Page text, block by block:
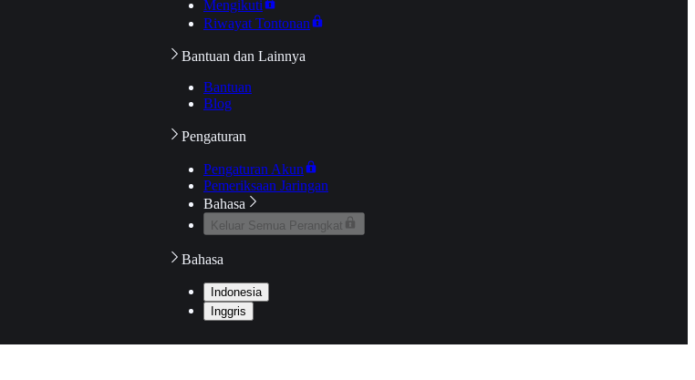
Mengikuti
Riwayat Tontonan
Bantuan dan Lainnya
Bantuan
Blog
Pengaturan
Pengaturan Akun
Pemeriksaan Jaringan
Bahasa
Keluar Semua Perangkat
Bahasa
Indonesia
Inggris